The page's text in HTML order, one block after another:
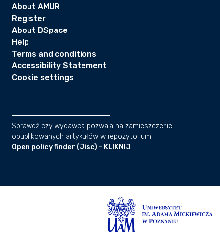
About AMUR
Register
About DSpace
Help
Terms and conditions
Accessibility Statement
Cookie settings
Sprawdź czy wydawca pozwala na zamieszczenie
opublikowanych artykułów w repozytorium:
Open policy finder (Jisc) - KLIKNIJ